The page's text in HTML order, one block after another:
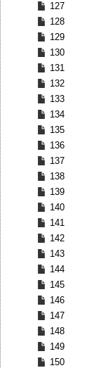
127
128
129
130
131
132
133
134
135
136
137
138
139
140
141
142
143
144
145
146
147
148
149
150